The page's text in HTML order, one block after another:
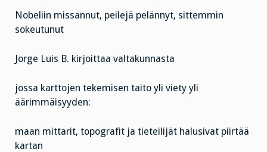
Nobeliin missannut, peilejä pelännyt, sittemmin
sokeutunut
Jorge Luis B. kirjoittaa valtakunnasta
jossa karttojen tekemisen taito yli viety yli
äärimmäisyyden:
maan mittarit, topografit ja tieteilijät halusivat piirtää
kartan